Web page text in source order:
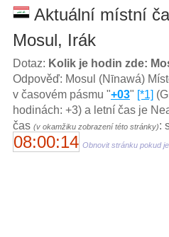
Aktuální místní
Mosul, Irák
Dotaz: Kolik je hodin zde:
Odpověď: Mosul (Nīnawá)
v časovém pásmu "+03" [*1]
hodinách: +3) a letní čas je
čas (v okamžiku zobrazení této stránky):
08:00:14 Obnovit stránku pokud